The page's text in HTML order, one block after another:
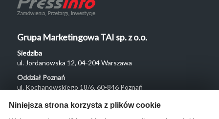
Grupa Marketingowa TAI sp. z o.o.
Siedziba
ul. Jordanowska 12, 04-204 Warszawa
Oddział Poznań
ul. Kochanowskiego 18/6, 60-846 Poznań
Menu
Niniejsza strona korzysta z plików cookie